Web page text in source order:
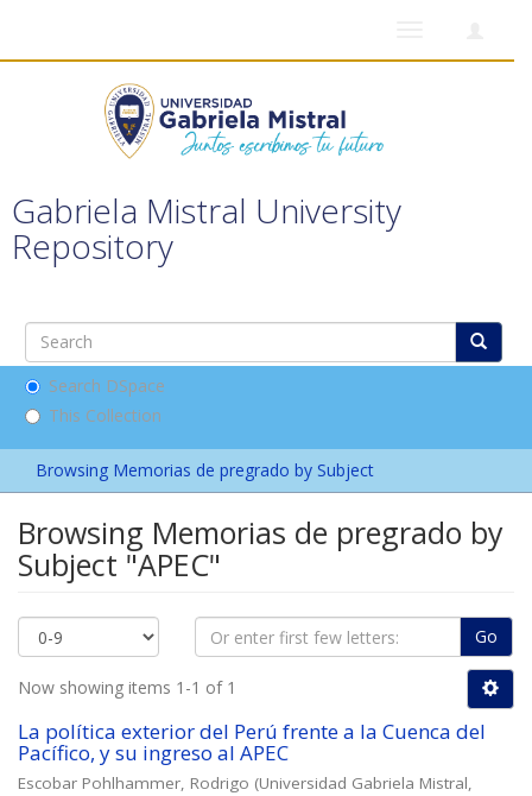
Gabriela Mistral University
Repository
Search DSpace
This Collection
Browsing Memorias de pregrado by Subject
Browsing Memorias de pregrado by
Subject "APEC"
Go
Now showing items 1-1 of 1
La política exterior del Perú frente a la Cuenca del
Pacífico, y su ingreso al APEC
Escobar Pohlhammer, Rodrigo (Universidad Gabriela Mistral,